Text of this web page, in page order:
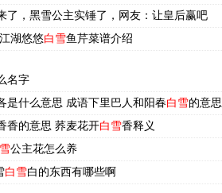
了，黑雪公主实锤了，网友：让皇后赢吧
湖悠悠白雪鱼芹菜谱介绍
名字
是什么意思 成语下里巴人和阳春白雪的意思
香的意思 荞麦花开白雪香释义
公主花怎么养
白雪白的东西有哪些啊